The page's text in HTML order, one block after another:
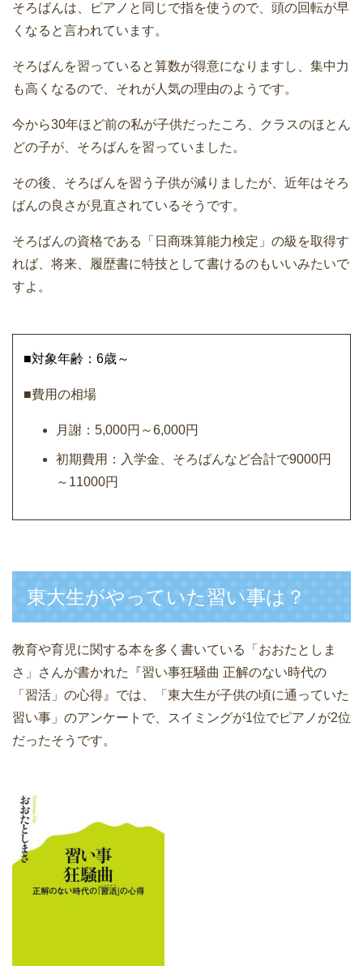
そろばんは、ピアノと同じで指を使うので、頭の回転が早
くなると言われています。
そろばんを習っていると算数が得意になりますし、集中力
も高くなるので、それが人気の理由のようです。
今から30年ほど前の私が子供だったころ、クラスのほとん
どの子が、そろばんを習っていました。
その後、そろばんを習う子供が減りましたが、近年はそろ
ばんの良さが見直されているそうです。
そろばんの資格である「日商珠算能力検定」の級を取得す
れば、将来、履歴書に特技として書けるのもいいみたいで
すよ。
■対象年齢：6歳～
■費用の相場
月謝：5,000円～6,000円
初期費用：入学金、そろばんなど合計で9000円
～11000円
東大生がやっていた習い事は？
教育や育児に関する本を多く書いている「おおたとしま
さ」さんが書かれた『習い事狂騒曲 正解のない時代の
「習活」の心得』では、「東大生が子供の頃に通っていた
習い事」のアンケートで、スイミングが1位でピアノが2位
だったそうです。